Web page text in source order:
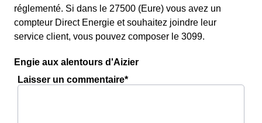
réglementé. Si dans le 27500 (Eure) vous avez un
compteur Direct Energie et souhaitez joindre leur
service client, vous pouvez composer le 3099.
Engie aux alentours d'Aizier
Laisser un commentaire*